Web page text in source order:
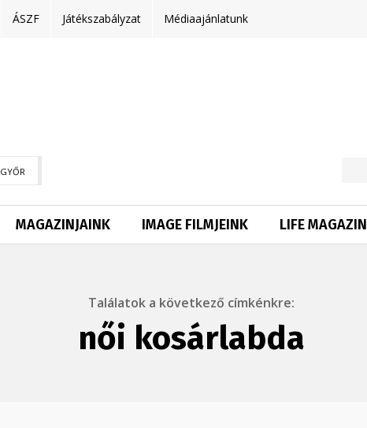
ÁSZF Játékszabályzat Médiaajánlatunk
GYŐR
MAGAZINJAINK IMAGE FILMJEINK LIFE MAGAZIN
Találatok a következő címkénkre:
női kosárlabda